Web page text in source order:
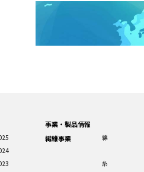
事業・製品情報
繊維事業
綿
糸